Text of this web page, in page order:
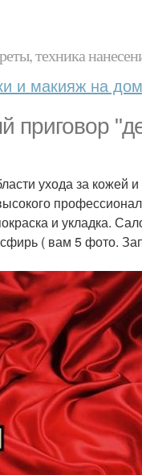
техника
и макияж на
приговор
ухода за кожей
и укладка.
( вам 5 фото.